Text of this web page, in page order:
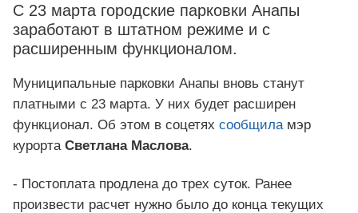
С 23 марта городские парковки Анапы
заработают в штатном режиме и с
расширенным функционалом.
Муниципальные парковки Анапы вновь станут
платными с 23 марта. У них будет расширен
функционал. Об этом в соцетях сообщила мэр
курорта Светлана Маслова.
- Постоплата продлена до трех суток. Ранее
произвести расчет нужно было до конца текущих